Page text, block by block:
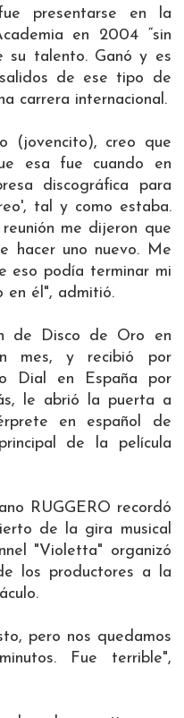
presentarse en la
en 2004 “sin
su talento. Ganó y es
de ese tipo de
carrera internacional.
(jovencito), creo que
esa fue cuando en
discográfica para
tal y como estaba.
me dijeron que
hacer uno nuevo. Me
eso podía terminar mi
en él", admitió.
de Disco de Oro en
mes, y recibió por
Dial en España por
le abrió la puerta a
en español de
de la película
RUGGERO recordó
de la gira musical
"Violetta" organizó
los productores a la
pero nos quedamos
Fue terrible",